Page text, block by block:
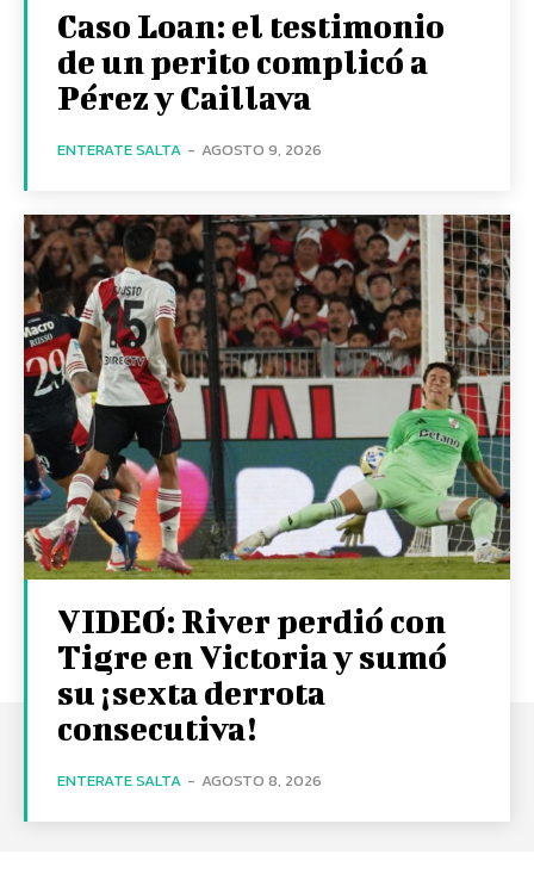
Caso Loan: el testimonio
de un perito complicó a
Pérez y Caillava
ENTERATE SALTA - AGOSTO 9, 2026
VIDEO: River perdió con
Tigre en Victoria y sumó
su ¡sexta derrota
consecutiva!
ENTERATE SALTA - AGOSTO 8, 2026